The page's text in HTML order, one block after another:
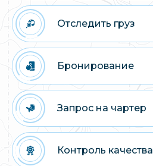
Отследить груз
Бронирование
Запрос на чартер
Контроль качества